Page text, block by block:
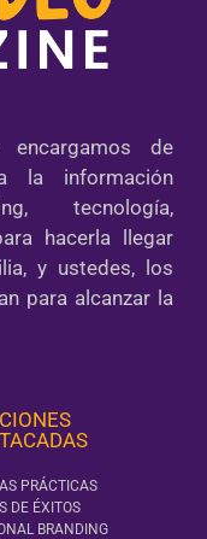
encargamos de
la información
tecnología,
hacerla llegar
y ustedes, los
para alcanzar la
PRÁCTICAS
DE ÉXITOS
BRANDING